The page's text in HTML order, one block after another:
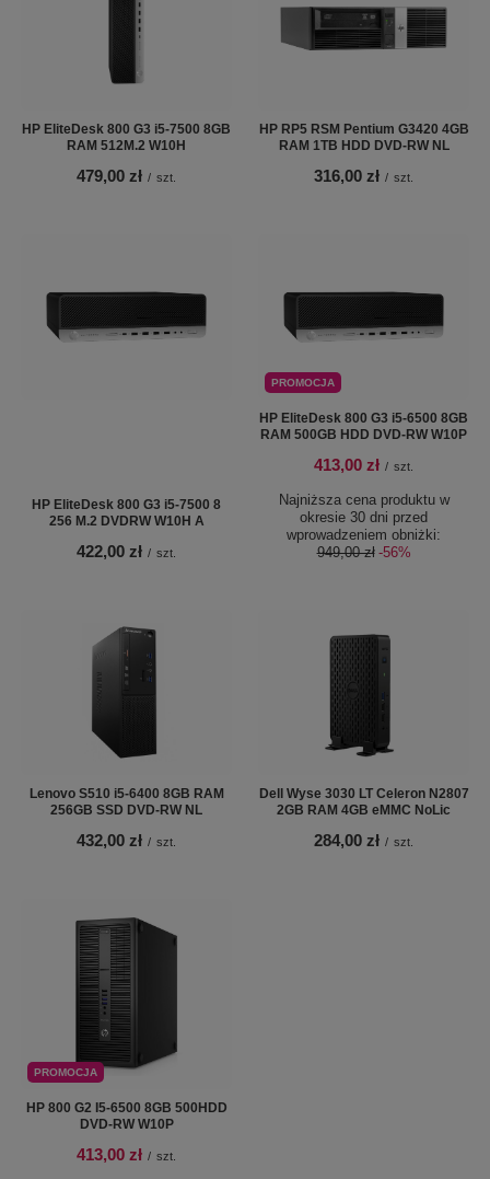
HP EliteDesk 800 G3 i5-7500 8GB
RAM 512M.2 W10H
479,00 zł / szt.
HP RP5 RSM Pentium G3420 4GB
RAM 1TB HDD DVD-RW NL
316,00 zł / szt.
HP EliteDesk 800 G3 i5-7500 8
256 M.2 DVDRW W10H A
422,00 zł / szt.
PROMOCJA
HP EliteDesk 800 G3 i5-6500 8GB
RAM 500GB HDD DVD-RW W10P
413,00 zł / szt.
Najniższa cena produktu w
okresie 30 dni przed
wprowadzeniem obniżki:
949,00 zł -56%
Lenovo S510 i5-6400 8GB RAM
256GB SSD DVD-RW NL
432,00 zł / szt.
Dell Wyse 3030 LT Celeron N2807
2GB RAM 4GB eMMC NoLic
284,00 zł / szt.
PROMOCJA
HP 800 G2 I5-6500 8GB 500HDD
DVD-RW W10P
413,00 zł / szt.